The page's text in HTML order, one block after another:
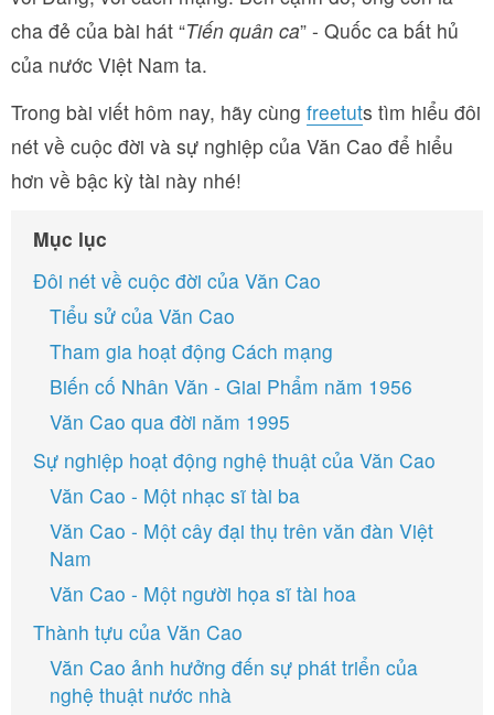
cha đẻ của bài hát “Tiến quân ca” - Quốc ca bất hủ
của nước Việt Nam ta.
Trong bài viết hôm nay, hãy cùng freetuts tìm hiểu đôi
nét về cuộc đời và sự nghiệp của Văn Cao để hiểu
hơn về bậc kỳ tài này nhé!
Mục lục
Đôi nét về cuộc đời của Văn Cao
Tiểu sử của Văn Cao
Tham gia hoạt động Cách mạng
Biến cố Nhân Văn - Giai Phẩm năm 1956
Văn Cao qua đời năm 1995
Sự nghiệp hoạt động nghệ thuật của Văn Cao
Văn Cao - Một nhạc sĩ tài ba
Văn Cao - Một cây đại thụ trên văn đàn Việt
Nam
Văn Cao - Một người họa sĩ tài hoa
Thành tựu của Văn Cao
Văn Cao ảnh hưởng đến sự phát triển của
nghệ thuật nước nhà